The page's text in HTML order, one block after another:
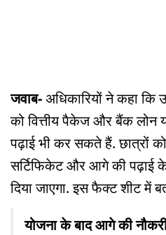
जवाब-अधिकारियों ने कहा कि
को वित्तीय पैकेज और बैंक लोन
पढ़ाई भी कर सकते हैं. छात्रों
सर्टिफिकेट और आगे की पढ़ाई के
दिया जाएगा. इस फैक्ट शीट में
योजना के बाद आगे की